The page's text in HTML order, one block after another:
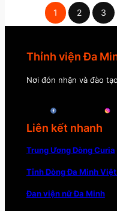
1 2 3
Thỉnh viện Đa
Nơi đón nhận và đào
Liên kết nhanh
Trung Ương Dòng Curia
Tỉnh Dòng Đa Minh
Đan viện nữ Đa Minh